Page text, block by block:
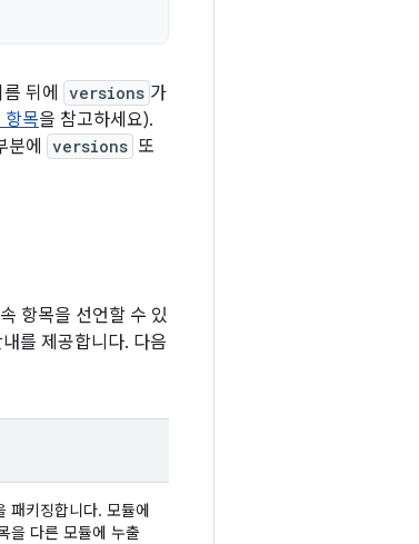
뒤에 versions 가
항목을 참고하세요).
분에 versions 또
항목을 선언할 수 있
를 제공합니다. 다음
패키징합니다. 모듈에
을 다른 모듈에 누출